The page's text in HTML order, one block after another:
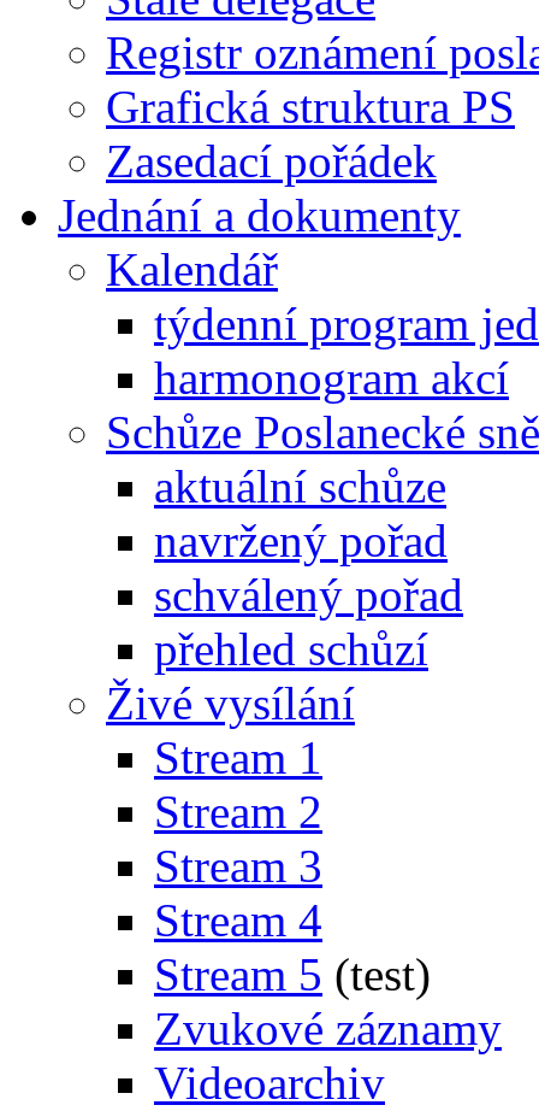
Registr oznámení
Grafická struktura PS
Zasedací pořádek
Jednání a dokumenty
Kalendář
týdenní program
harmonogram akcí
Schůze Poslanecké
aktuální schůze
navržený pořad
schválený pořad
přehled schůzí
Živé vysílání
Stream 1
Stream 2
Stream 3
Stream 4
Stream 5 (test)
Zvukové záznamy
Videoarchiv